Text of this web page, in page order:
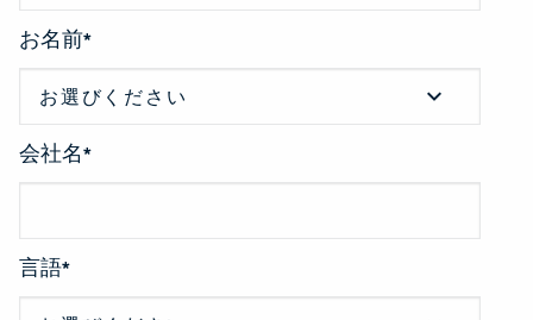
お名前*
会社名*
言語*